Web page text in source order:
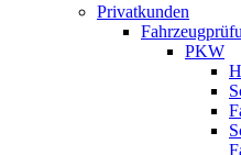
Privatkunden
PKW